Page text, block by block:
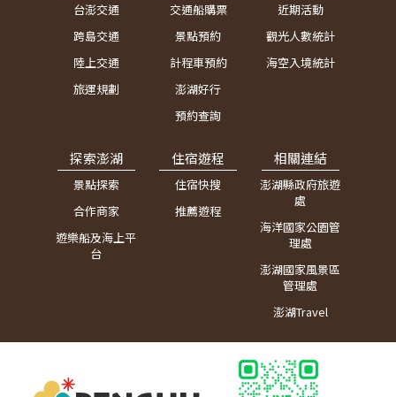
台澎交通
跨島交通
陸上交通
旅運規劃
交通船購票
景點預約
計程車預約
澎湖好行
預約查詢
近期活動
觀光人數統計
海空入境統計
探索澎湖
景點探索
合作商家
遊樂船及海上平
台
住宿遊程
住宿快搜
推薦遊程
相關連結
澎湖縣政府旅遊
處
海洋國家公園管
理處
澎湖國家風景區
管理處
澎湖Travel